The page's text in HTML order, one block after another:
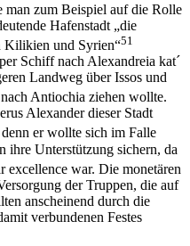
zum Beispiel auf die Rolle
Hafenstadt „die
Kilikien und Syrien“51
Schiff nach Alexandreia kat´
Landweg über Issos und
Antiochia ziehen wollte.
Alexander dieser Stadt
denn er wollte sich im Falle
ihre Unterstützung sichern, da
excellence war. Die monetären
der Truppen, die auf
anscheinend durch die
verbundenen Festes